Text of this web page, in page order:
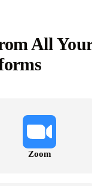
All
Zoom